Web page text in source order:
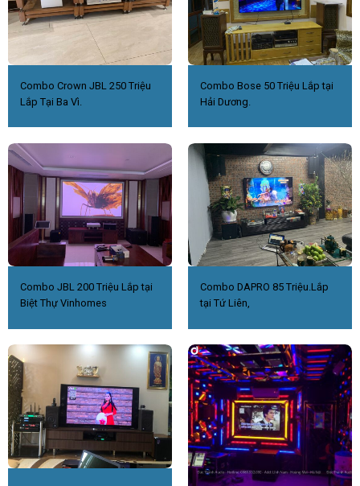
Combo Crown JBL 250 Triệu
Lắp Tại Ba Vì.
Combo Bose 50 Triệu Lắp tại
Hải Dương.
Combo JBL 200 Triệu Lắp tại
Biệt Thự Vinhomes
Combo DAPRO 85 Triệu.Lắp
tại Tứ Liên,